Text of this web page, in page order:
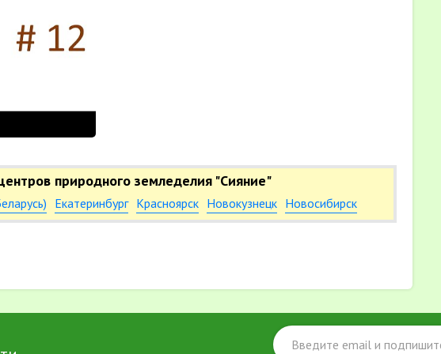
природного земледелия "Сияние"
Екатеринбург Красноярск Новокузнецк Новосибирск